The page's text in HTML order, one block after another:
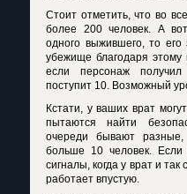
Стоит отметить, что во
более 200 человек. А
одного выжившего, то его
убежище благодаря
если персонаж
поступит 10. Возможный
Кстати, у ваших врат
пытаются найти
очереди бывают
больше 10 человек.
сигналы, когда у врат и
работает впустую.